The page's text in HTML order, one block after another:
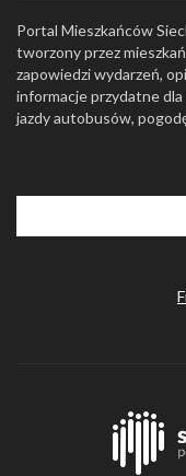
Portal Mieszkańców
tworzony przez
zapowiedzi wydarzeń,
informacje przydatne dla
jazdy autobusów,